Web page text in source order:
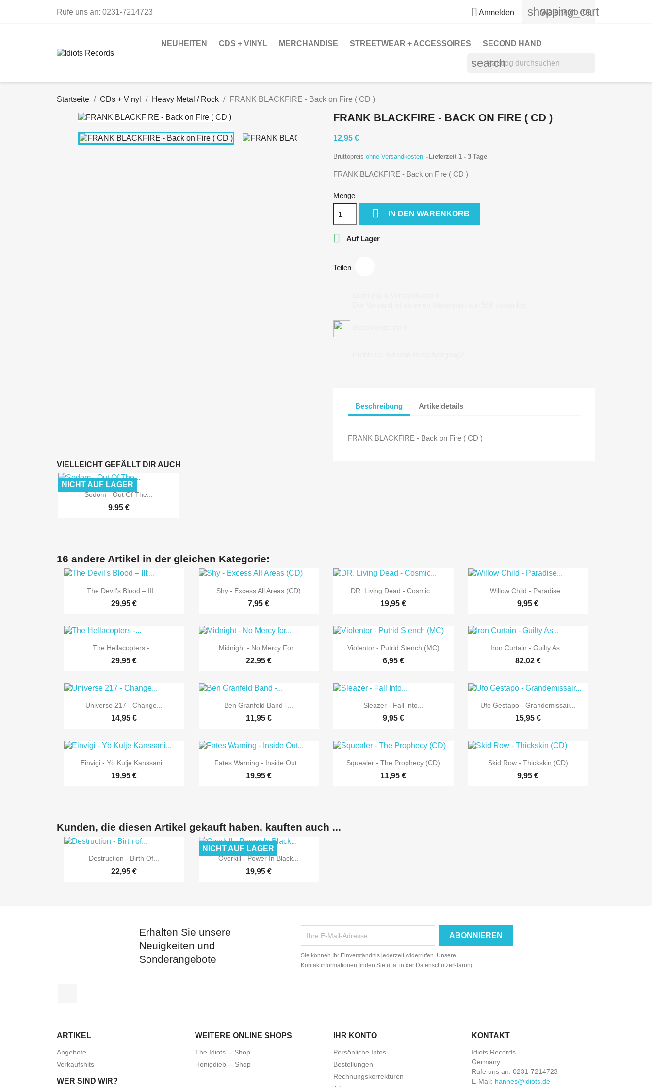
Rufe uns an: 0231-7214723  Anmelden shopping_cart
Warenkorb (0)
NEUHEITEN CDS + VINYL MERCHANDISE STREETWEAR + ACCESSOIRES SECOND HAND
search
Startseite CDs + Vinyl Heavy Metal / Rock FRANK BLACKFIRE - Back on Fire ( CD )
FRANK BLACKFIRE - BACK ON FIRE ( CD )
12,95 €
Bruttopreis ohne Versandkosten Lieferzeit 1 - 3 Tage
FRANK BLACKFIRE - Back on Fire ( CD )
Menge
 IN DEN WARENKORB
 Auf Lager
Teilen
Beschreibung Artikeldetails
FRANK BLACKFIRE - Back on Fire ( CD )
VIELLEICHT GEFÄLLT DIR AUCH
 Vorschau
Sodom - Out Of The...
9,95 €
NICHT AUF LAGER
16 andere Artikel in der gleichen Kategorie:
 Vorschau
The Devil's Blood ‎– III:...
29,95 €
 Vorschau
Shy - Excess All Areas (CD)
7,95 €
 Vorschau
DR. Living Dead - Cosmic...
19,95 €
 Vorschau
Willow Child - Paradise...
9,95 €
 Vorschau
The Hellacopters -...
29,95 €
 Vorschau
Midnight - No Mercy For...
22,95 €
 Vorschau
Violentor - Putrid Stench (MC)
6,95 €
 Vorschau
Iron Curtain - Guilty As...
82,02 €
 Vorschau
Universe 217 - Change...
14,95 €
 Vorschau
Ben Granfeld Band -...
11,95 €
 Vorschau
Sleazer - Fall Into...
9,95 €
 Vorschau
Ufo Gestapo - Grandemissair...
15,95 €
 Vorschau
Einvigi - Yö Kulje Kanssani...
19,95 €
 Vorschau
Fates Warning - Inside Out...
19,95 €
 Vorschau
Squealer - The Prophecy (CD)
11,95 €
 Vorschau
Skid Row - Thickskin (CD)
9,95 €
Kunden, die diesen Artikel gekauft haben, kauften auch ...
 Vorschau
Destruction - Birth Of...
22,95 €
 Vorschau
Overkill - Power In Black...
19,95 €
NICHT AUF LAGER
Erhalten Sie unsere
Neuigkeiten und
Sonderangebote
Sie können Ihr Einverständnis jederzeit widerrufen. Unsere
Kontaktinformationen finden Sie u. a. in der Datenschutzerklärung.
ARTIKEL
Angebote
Verkaufshits
WEITERE ONLINE SHOPS
The Idiots -- Shop
Honigdieb -- Shop
WER SIND WIR?
IHR KONTO
Persönliche Infos
Bestellungen
Rechnungskorrekturen
KONTAKT
Idiots Records
Germany
Rufe uns an: 0231-7214723
E-Mail: hannes@idiots.de